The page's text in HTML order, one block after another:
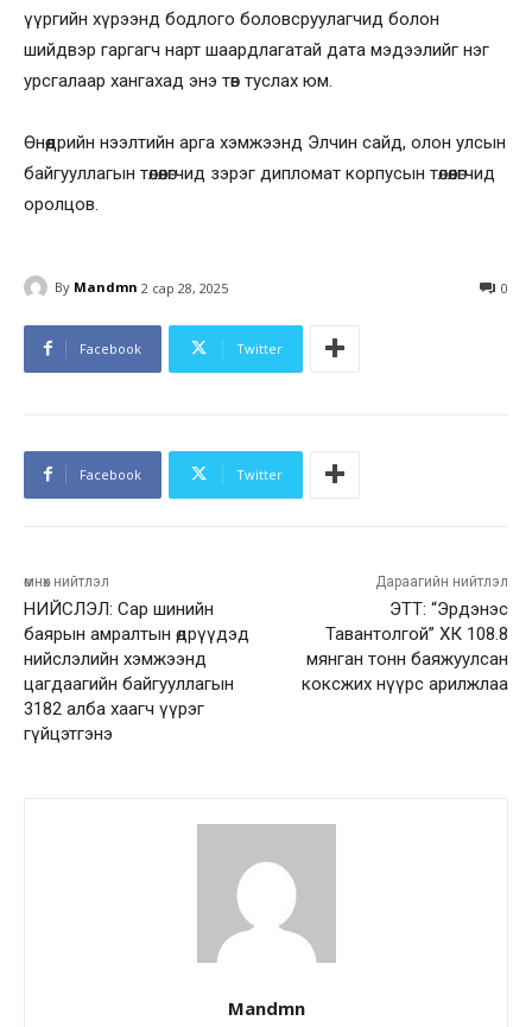
үүргийн хүрээнд бодлого боловсруулагчид болон
шийдвэр гаргагч нарт шаардлагатай дата мэдээлийг нэг
урсгалаар хангахад энэ төв туслах юм.
Өнөөдрийн нээлтийн арга хэмжээнд Элчин сайд, олон улсын
байгууллагын төлөөлөгчид зэрэг дипломат корпусын төлөөлөгчид
оролцов.
By Mandmn 2 сар 28, 2025 0
Facebook Twitter
Facebook Twitter
өмнөх нийтлэл
НИЙСЛЭЛ: Сар шинийн
баярын амралтын өдрүүдэд
нийслэлийн хэмжээнд
цагдаагийн байгууллагын
3182 алба хаагч үүрэг
гүйцэтгэнэ
Дараагийн нийтлэл
ЭТТ: “Эрдэнэс
Тавантолгой” ХК 108.8
мянган тонн баяжуулсан
коксжих нүүрс арилжлаа
Mandmn